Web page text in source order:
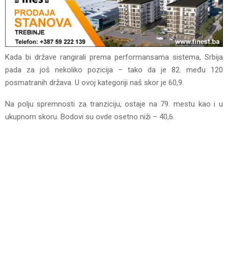
Kada bi države rangirali prema performansama sistema, Srbija
pada za još nekoliko pozicija – tako da je 82. među 120
posmatranih država. U ovoj kategoriji naš skor je 60,9.
Na polju spremnosti za tranziciju, ostaje na 79. mestu kao i u
ukupnom skoru. Bodovi su ovde osetno niži – 40,6.